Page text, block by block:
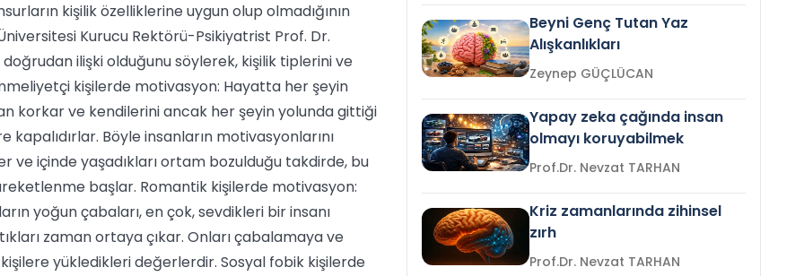
kişilik özelliklerine uygun olup olmadığının
Kurucu Rektörü-Psikiyatrist Prof. Dr.
ilişki olduğunu söylerek, kişilik tiplerini ve
kişilerde motivasyon: Hayatta her şeyin
korkar ve kendilerini ancak her şeyin yolunda gittiği
Böyle insanların motivasyonlarını
ve içinde yaşadıkları ortam bozulduğu takdirde, bu
başlar. Romantik kişilerde motivasyon:
yoğun çabaları, en çok, sevdikleri bir insanı
zaman ortaya çıkar. Onları çabalamaya ve
yükledikleri değerlerdir. Sosyal fobik kişilerde
Beyni Genç Tutan Yaz
Alışkanlıkları
Zeynep GÜÇLÜCAN
Yapay zeka çağında insan
olmayı koruyabilmek
Prof.Dr. Nevzat TARHAN
Kriz zamanlarında zihinsel
zırh
Prof.Dr. Nevzat TARHAN